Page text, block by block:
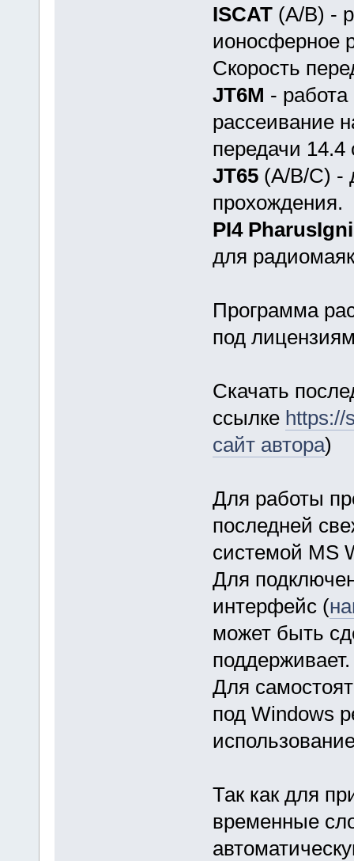
ISCAT(A/B) -
ионосферное
Скорость
JT6M -
рассеивание
передачи 14.4
JT65(A/B/C) -
прохождения.
PI4
для
Программа
под
Скачать
ссылке https://
сайт автора)
Для работы
последней
системой MS
Для
интерфейс (
может быть
Для
под Windows
Так как для
временные